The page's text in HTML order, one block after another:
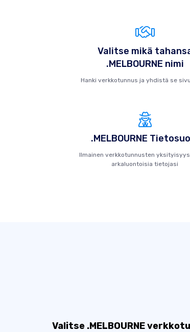
Valitse mikä
.MELBOURNE nimi
Hanki verkkotunnus ja yhdistä se
.MELBOURNE
Ilmainen verkkotunnusten
arkaluontoisia tietojasi
Valitse .MELBOURNE